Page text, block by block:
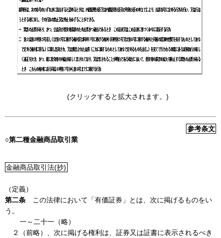
(クリックすると拡大されます。)
参考条文
○第二種金融商品取引業
金融商品取引法(抄)
（定義）
第二条
この法律において「有価証券」とは、次に掲げるものをい
う。
一～二十一（略）
２（前略）、次に掲げる権利は、証券又は証書に表示されるべき